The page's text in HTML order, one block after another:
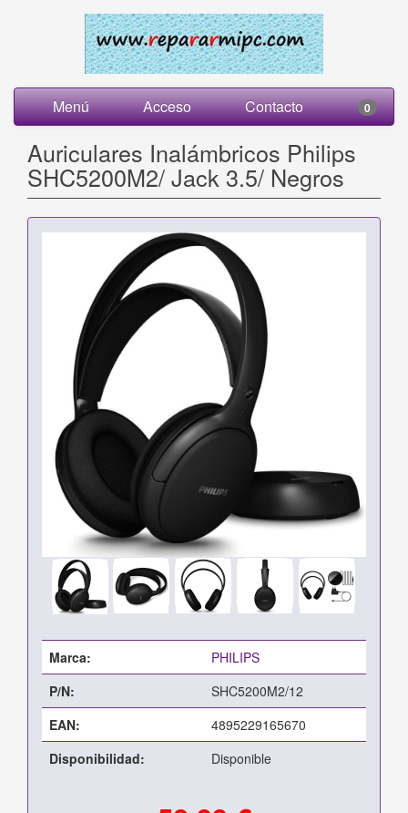
Menú Acceso Contacto 0
Auriculares Inalámbricos Philips
SHC5200M2/ Jack 3.5/ Negros
Marca:
PHILIPS
P/N:
SHC5200M2/12
EAN:
4895229165670
Disponibilidad:
Disponible